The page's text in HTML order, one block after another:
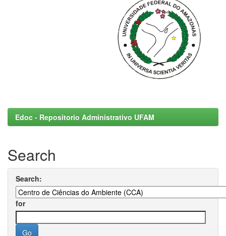
Edoc - Repositorio Administrativo UFAM
Search
Search:
for